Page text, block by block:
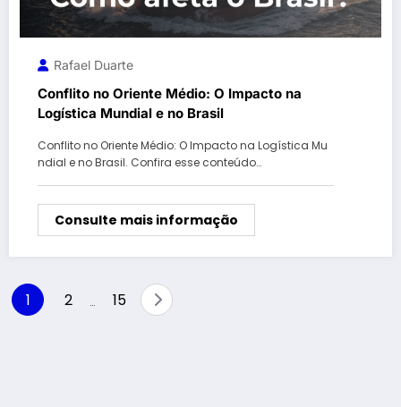
Rafael Duarte
Conflito no Oriente Médio: O Impacto na
Logística Mundial e no Brasil
Conflito no Oriente Médio: O Impacto na Logística Mu
ndial e no Brasil. Confira esse conteúdo…
Consulte mais informação
Paginação
1 2 15